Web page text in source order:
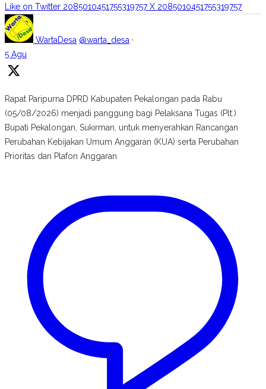
Like on Twitter 2085010451755319757 X 2085010451755319757
WartaDesa @warta_desa ·
5 Agu
Rapat Paripurna DPRD Kabupaten Pekalongan pada Rabu
(05/08/2026) menjadi panggung bagi Pelaksana Tugas (Plt.)
Bupati Pekalongan, Sukirman, untuk menyerahkan Rancangan
Perubahan Kebijakan Umum Anggaran (KUA) serta Perubahan
Prioritas dan Plafon Anggaran